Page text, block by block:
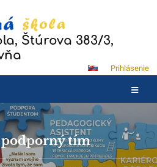
Štúrova 383/3,
Prihlásenie
podporný tím